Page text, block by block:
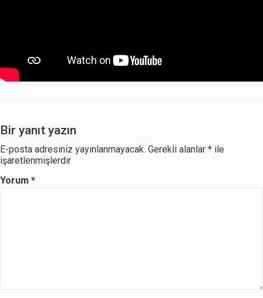
Bir yanıt yazın
E-posta adresiniz yayınlanmayacak. Gerekli alanlar * ile
işaretlenmişlerdir
Yorum *